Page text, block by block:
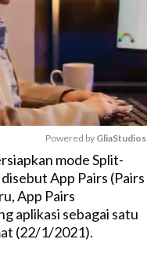
M
u
t
Powered by GliaStudios
mode Split-
App Pairs (Pairs
App Pairs
aplikasi sebagai satu
(22/1/2021).